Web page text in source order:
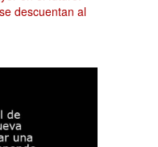
descuentan al